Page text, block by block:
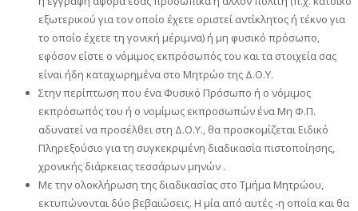
εξωτερικού για τον οποίο έχετε οριστεί αντίκλητος ή τέκνο για
το οποίο έχετε τη γονική μέριμνα) ή μη φυσικό πρόσωπο,
εφόσον είστε ο νόμιμος εκπρόσωπός του και τα στοιχεία σας
είναι ήδη καταχωρημένα στο Μητρώο της Δ.Ο.Υ.
Στην περίπτωση που ένα Φυσικό Πρόσωπο ή ο νόμιμος
εκπρόσωπός του ή ο νομίμως εκπροσωπών ένα Μη Φ.Π.
αδυνατεί να προσέλθει στη Δ.Ο.Υ., θα προσκομίζεται Ειδικό
Πληρεξούσιο για τη συγκεκριμένη διαδικασία πιστοποίησης,
χρονικής διάρκειας τεσσάρων μηνών .
Με την ολοκλήρωση της διαδικασίας στο Τμήμα Μητρώου,
εκτυπώνονται δύο βεβαιώσεις. Η μία από αυτές -η οποία και θα